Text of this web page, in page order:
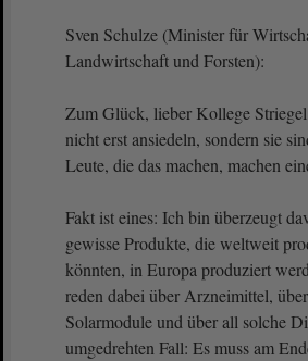
Sven Schulze (Minister für
Landwirtschaft und Forsten):
Zum Glück, lieber Kollege
nicht erst ansiedeln, sondern sie
Leute, die das machen, machen
Fakt ist eines: Ich bin überzeugt
gewisse Produkte, die weltweit
könnten, in Europa produziert
reden dabei über Arzneimittel,
Solarmodule und über all solche
umgedrehten Fall: Es muss am